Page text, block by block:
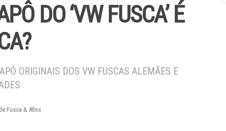
DO ‘VW FUSCA’ É
ORIGINAIS DOS VW FUSCAS ALEMÃES E
Fusca & Afins